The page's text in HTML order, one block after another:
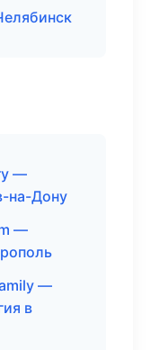
—
на-Дону
—
—
в